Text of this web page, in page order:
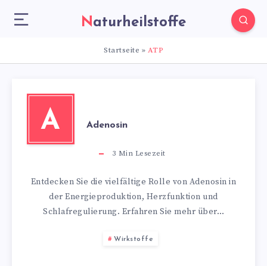
Naturheilstoffe
Startseite » ATP
A Adenosin
3 Min Lesezeit
Entdecken Sie die vielfältige Rolle von Adenosin in
der Energieproduktion, Herzfunktion und
Schlafregulierung. Erfahren Sie mehr über…
Wirkstoffe